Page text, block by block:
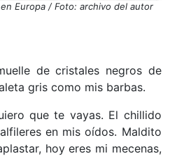
Europa / Foto: archivo del autor
de cristales negros de
gris como mis barbas.
que te vayas. El chillido
en mis oídos. Maldito
hoy eres mi mecenas,